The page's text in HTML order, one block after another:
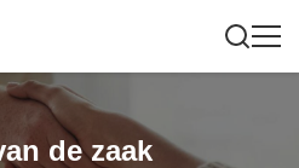
de zaak